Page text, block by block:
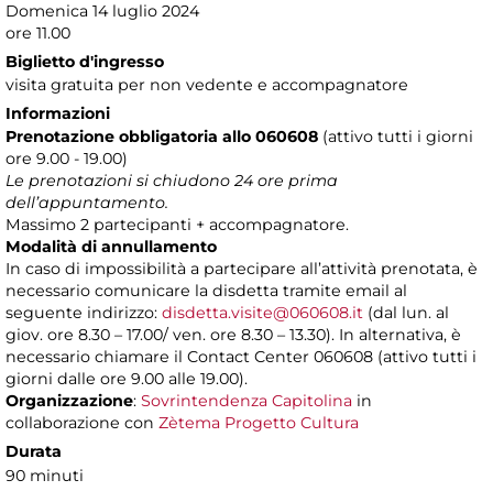
Domenica 14 luglio 2024
ore 11.00
Biglietto d'ingresso
visita gratuita per non vedente e accompagnatore
Informazioni
Prenotazione obbligatoria allo 060608 (attivo tutti i giorni
ore 9.00 - 19.00)
Le prenotazioni si chiudono 24 ore prima
dell’appuntamento.
Massimo 2 partecipanti + accompagnatore.
Modalità di annullamento
In caso di impossibilità a partecipare all’attività prenotata, è
necessario comunicare la disdetta tramite email al
seguente indirizzo: disdetta.visite@060608.it (dal lun. al
giov. ore 8.30 – 17.00/ ven. ore 8.30 – 13.30). In alternativa, è
necessario chiamare il Contact Center 060608 (attivo tutti i
giorni dalle ore 9.00 alle 19.00).
Organizzazione: Sovrintendenza Capitolina in
collaborazione con Zètema Progetto Cultura
Durata
90 minuti